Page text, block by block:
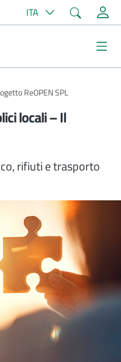
ITA Cerca
ReOPEN SPL
locali – Il
rifiuti e trasporto